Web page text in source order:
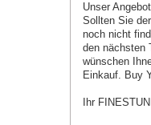
Unser
Sollten Sie
noch nicht
den nächsten
wünschen
Einkauf. Buy
Ihr